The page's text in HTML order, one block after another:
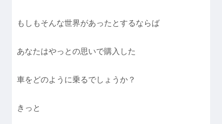
もしもそんな世界があったとするならば
あなたはやっとの思いで購入した
車をどのように乗るでしょうか？
きっと